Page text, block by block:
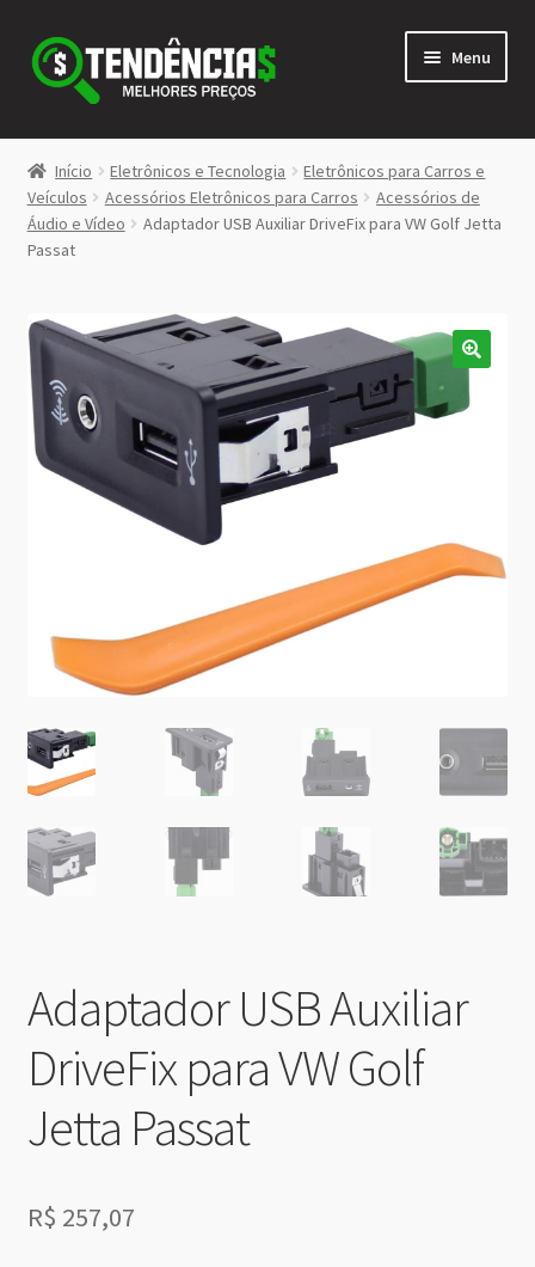
Pular
para
navegação
Pular
para
conteúdo
Menu
LOJA
<>
menu
Início Eletrônicos e Tecnologia
Eletrônicos para Carros e
Veículos
Acessórios Eletrônicos para Carros
Acessórios de
Áudio e Vídeo
Adaptador USB Auxiliar DriveFix para VW Golf Jetta
Passat
Adaptador USB Auxiliar
DriveFix para VW Golf
Jetta Passat
R$ 257,07